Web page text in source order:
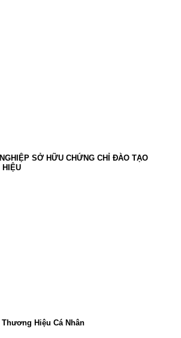
SỞ HỮU CHỨNG CHỈ ĐÀO TẠO
HIỆU
Hiệu Cá Nhân